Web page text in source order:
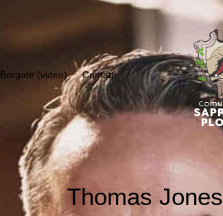
Borgate (video) Contatti
Thomas Jones